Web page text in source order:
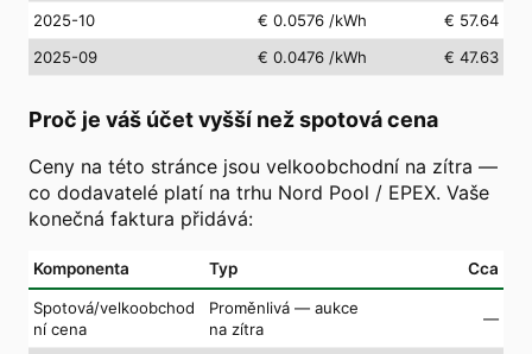
2025-10
€ 0.0576 /kWh
€ 57.64
2025-09
€ 0.0476 /kWh € 47.63
Proč je váš účet vyšší než spotová cena
Ceny na této stránce jsou velkoobchodní na zítra —
co dodavatelé platí na trhu Nord Pool / EPEX. Vaše
konečná faktura přidává:
Komponenta Typ Cca
Spotová/velkoobchod
ní cena
Proměnlivá — aukce
na zítra
—